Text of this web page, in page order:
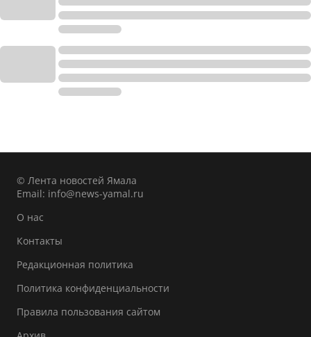
© Лента новостей Ямала
Email: info@news-yamal.ru
О нас
Контакты
Редакционная политика
Политика конфиденциальности
Правила пользования сайтом